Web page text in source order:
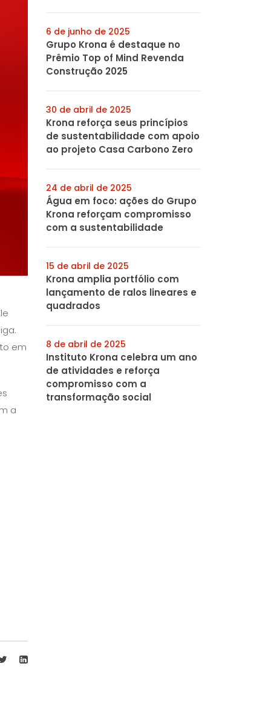
em
a
6 de junho de 2025
Grupo Krona é destaque no
Prêmio Top of Mind Revenda
Construção 2025
30 de abril de 2025
Krona reforça seus princípios
de sustentabilidade com apoio
ao projeto Casa Carbono Zero
24 de abril de 2025
Água em foco: ações do Grupo
Krona reforçam compromisso
com a sustentabilidade
15 de abril de 2025
Krona amplia portfólio com
lançamento de ralos lineares e
quadrados
8 de abril de 2025
Instituto Krona celebra um ano
de atividades e reforça
compromisso com a
transformação social